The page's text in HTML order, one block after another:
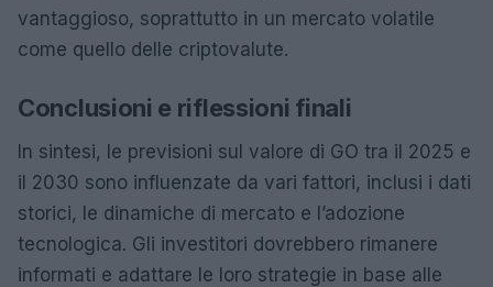
vantaggioso, soprattutto in un mercato volatile
come quello delle criptovalute.
Conclusioni e riflessioni finali
In sintesi, le previsioni sul valore di GO tra il 2025 e
il 2030 sono influenzate da vari fattori, inclusi i dati
storici, le dinamiche di mercato e l’adozione
tecnologica. Gli investitori dovrebbero rimanere
informati e adattare le loro strategie in base alle